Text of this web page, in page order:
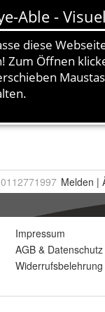
0112771997 Melden |
Impressum
AGB & Datenschutz
Widerrufsbelehrung